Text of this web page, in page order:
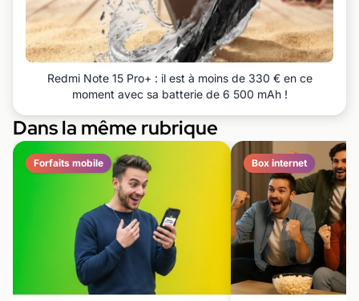
Redmi Note 15 Pro+ : il est à moins de 330 € en ce
moment avec sa batterie de 6 500 mAh !
Dans la même rubrique
Forfaits mobile Box internet